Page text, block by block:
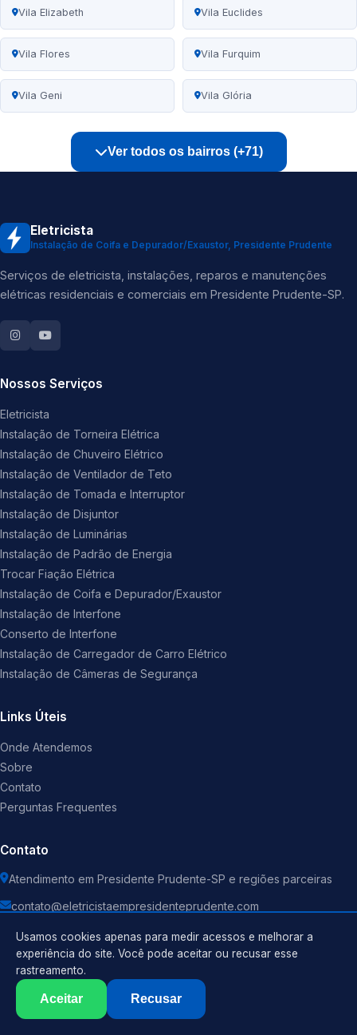
Vila Elizabeth Vila Euclides
Vila Flores Vila Furquim
Vila Geni Vila Glória
Ver todos os bairros (+71)
Eletricista
Instalação de Coifa e Depurador/Exaustor, Presidente Prudente
Serviços de eletricista, instalações, reparos e manutenções
elétricas residenciais e comerciais em Presidente Prudente-SP.
Nossos Serviços
Eletricista
Instalação de Torneira Elétrica
Instalação de Chuveiro Elétrico
Instalação de Ventilador de Teto
Instalação de Tomada e Interruptor
Instalação de Disjuntor
Instalação de Luminárias
Instalação de Padrão de Energia
Trocar Fiação Elétrica
Instalação de Coifa e Depurador/Exaustor
Instalação de Interfone
Conserto de Interfone
Instalação de Carregador de Carro Elétrico
Instalação de Câmeras de Segurança
Links Úteis
Onde Atendemos
Sobre
Contato
Perguntas Frequentes
Contato
Atendimento em Presidente Prudente-SP e regiões parceiras
contato@eletricistaempresidenteprudente.com
Eletricista . Todos os direitos reservados.
Usamos cookies apenas para medir acessos e melhorar a
experiência do site. Você pode aceitar ou recusar esse
rastreamento.
Aceitar Recusar